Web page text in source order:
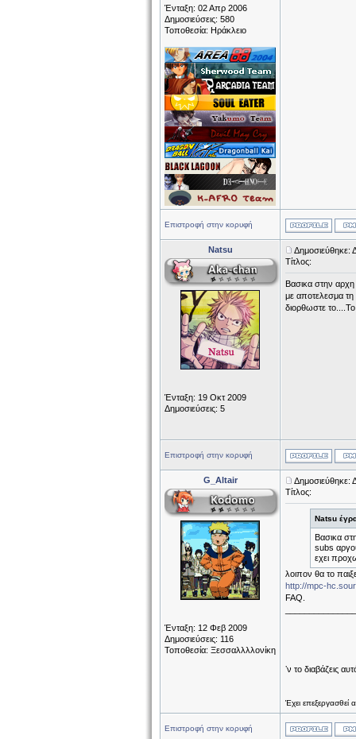
Ένταξη: 02 Απρ 2006
Δημοσιεύσεις: 580
Τοποθεσία: Ηράκλειο
Επιστροφή στην κορυφή
Natsu
Ένταξη: 19 Οκτ 2009
Δημοσιεύσεις: 5
Δημοσιεύθηκε:
Τίτλος:
Βασικα στην αρχη
με αποτελεσμα
διορθωστε
Επιστροφή στην κορυφή
G_Altair
Ένταξη: 12 Φεβ 2009
Δημοσιεύσεις: 116
Τοποθεσία: Ξεσσαλλλλονίκη
Δημοσιεύθηκε:
Τίτλος:
Natsu
Βασικα
subs
εχει
λοιπον θα το
http://mpc-
FAQ.
ʼν το διαβάζεις
Έχει
Επιστροφή στην κορυφή